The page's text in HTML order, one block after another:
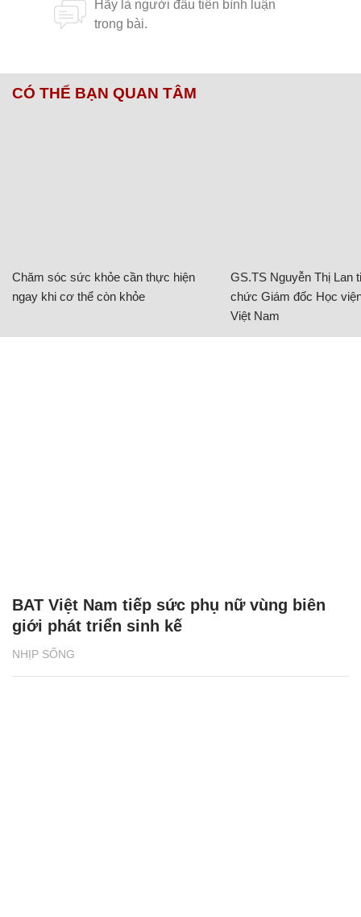
CÓ THỂ BẠN QUAN TÂM
Chăm sóc sức khỏe cần thực hiện
ngay khi cơ thể còn khỏe
GS.TS Nguyễn Thị Lan
chức Giám đốc Học
Việt Nam
NHỊP SỐNG
BAT Việt Nam tiếp sức phụ nữ vùng biên
giới phát triển sinh kế